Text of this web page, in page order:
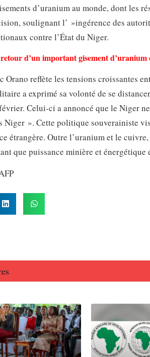
d’uranium au monde, dont les
soulignant l’ »ingérence des
contre l’État du Niger.
d’un important gisement d’uranium
Orano reflète les tensions croissantes
a exprimé sa volonté de se
Celui-ci a annoncé que le Niger
Niger ». Cette politique souverainiste
étrangère. Outre l’uranium et le
que puissance minière et